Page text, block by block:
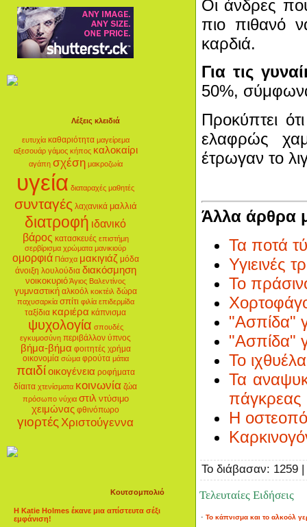
Λέξεις κλειδιά
ευτυχία καθαριότητα μαγείρεμα
αξεσουάρ γάμος κήπος καλοκαίρι
αγάπη σχέση μακροζωία
υγεία διαταραχές μαθητές
συνταγές λαχανικά μαλλιά
διατροφή ιδανικό
βάρος κατασκευές επιστήμη
σερβίρισμα χρώματα μανικιούρ
ομορφιά Πάσχα μακιγιάζ μόδα
άνοιξη λουλούδια διακόσμηση
νοικοκυριόΆγιος Βαλεντίνος
γυμναστική αλκοόλ κοκτέιλ δώρα
παχυσαρκία σπίτι φιλία επιδερμίδα
ταξίδια καριέρα κάπνισμα
ψυχολογία σπουδές
εγκυμοσύνη περιβάλλον ύπνος
βήμα-βήμα φοιτητές χρήμα
οικονομία σώμα φρούτα μάτια
παιδί οικογένεια ροφήματα
δίαιτα χτενίσματα κοινωνία ζώα
πρόσωπο νύχια στιλ ντύσιμο
χειμώνας φθινόπωρο
γιορτές Χριστούγεννα
Κουτσομπολιό
Η Katie Holmes έκανε μια απίστευτα σέξι
εμφάνιση!
Οι άνδρες
πιο πιθανό
καρδιά.
Για τις
50%,
Προκύπτει
ελαφρώς
έτρωγαν το
Άλλα άρθρα
Τα ποτά
Υγιεινές
Το
"Ασπίδα"
"Ασπίδα"
Το
Τα
πάγκρεας
Η
Το διάβασαν:
Τελευταίες Ειδήσεις
· Το κάπνισμα και το αλκοόλ